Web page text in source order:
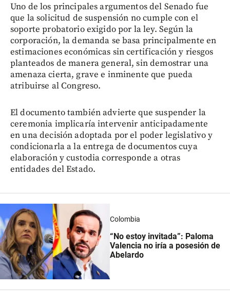
Uno de los principales argumentos del Senado fue
que la solicitud de suspensión no cumple con el
soporte probatorio exigido por la ley. Según la
corporación, la demanda se basa principalmente en
estimaciones económicas sin certificación y riesgos
planteados de manera general, sin demostrar una
amenaza cierta, grave e inminente que pueda
atribuirse al Congreso.
El documento también advierte que suspender la
ceremonia implicaría intervenir anticipadamente
en una decisión adoptada por el poder legislativo y
condicionarla a la entrega de documentos cuya
elaboración y custodia corresponde a otras
entidades del Estado.
Colombia
“No estoy invitada”: Paloma
Valencia no iría a posesión de
Abelardo